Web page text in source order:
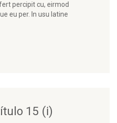
percipit cu, eirmod
eu per. In usu latine
15 (i)